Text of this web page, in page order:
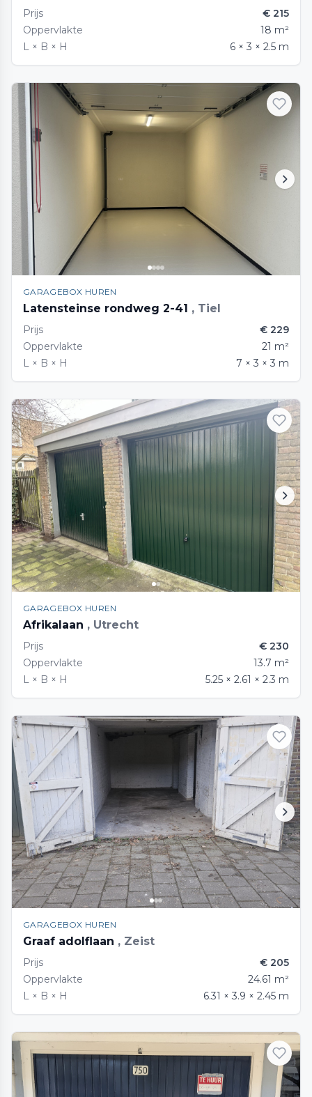
Prijs
€ 215
Oppervlakte
18 m²
L × B × H
6 × 3 × 2.5 m
GARAGEBOX HUREN
Latensteinse rondweg 2-41 , Tiel
Prijs
€ 229
Oppervlakte
21 m²
L × B × H
7 × 3 × 3 m
GARAGEBOX HUREN
Afrikalaan , Utrecht
Prijs
€ 230
Oppervlakte
13.7 m²
L × B × H
5.25 × 2.61 × 2.3 m
GARAGEBOX HUREN
Graaf adolflaan , Zeist
Prijs
€ 205
Oppervlakte
24.61 m²
L × B × H
6.31 × 3.9 × 2.45 m